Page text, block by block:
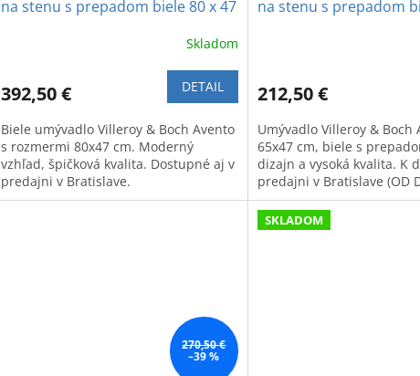
na stenu s prepadom biele 80 x 47
Skladom
392,50 € DETAIL
Biele umývadlo Villeroy & Boch Avento
s rozmermi 80x47 cm. Moderný
vzhľad, špičková kvalita. Dostupné aj v
predajni v Bratislave.
na stenu s prepadom
212,50 €
Umývadlo Villeroy & Boch
65x47 cm, biele s
dizajn a vysoká kvalita. K
predajni v Bratislave (OD
270,50 €
–39 %
SKLADOM